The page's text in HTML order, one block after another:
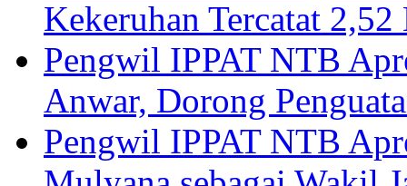
Air PDAM di Penujak
Kekeruhan Tercatat
Pengwil IPPAT NTB
Anwar, Dorong